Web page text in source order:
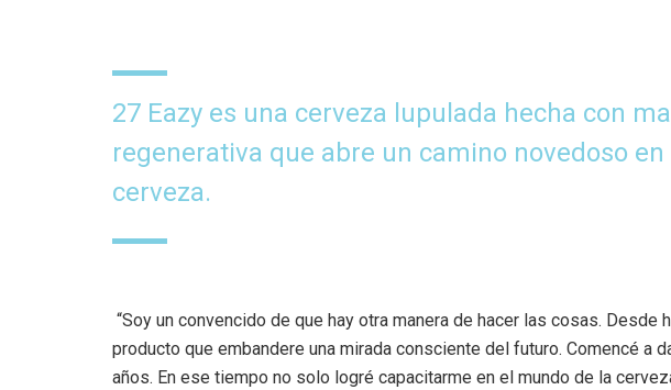
27 Eazy es una cerveza lupulada hecha con
regenerativa que abre un camino novedoso
cerveza.
“Soy un convencido de que hay otra manera de hacer las cosas. Desde
producto que embandere una mirada consciente del futuro. Comencé a
años. En ese tiempo no solo logré capacitarme en el mundo de la